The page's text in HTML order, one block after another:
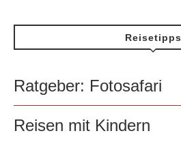
Reisetipps
Ratgeber: Fotosafari
Reisen mit Kindern